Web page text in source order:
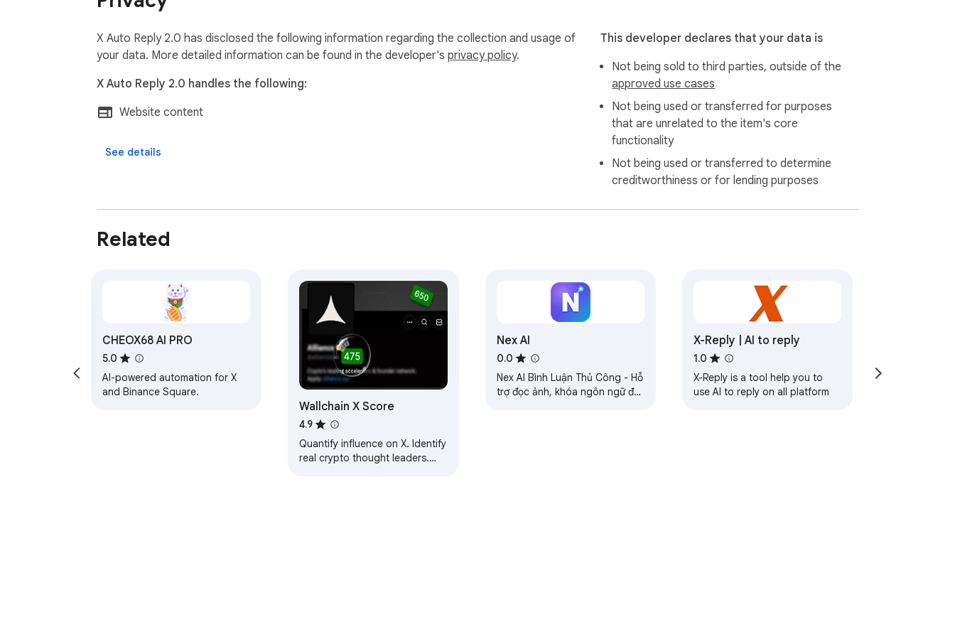
X Auto Reply 2.0 has disclosed the following information regarding the collection and usage of
your data. More detailed information can be found in the developer's privacy policy.
X Auto Reply 2.0 handles the following:
Website content
See details
This developer declares that your data is
Not being sold to third parties, outside of the
approved use cases
Not being used or transferred for purposes
that are unrelated to the item's core
functionality
Not being used or transferred to determine
creditworthiness or for lending purposes
Related
CHEOX68 AI PRO
5.0
AI-powered automation for X
and Binance Square.
Wallchain X Score
4.9
Quantify influence on X. Identify
real crypto thought leaders.
Nex AI
0.0
Nex AI Bình Luận Thủ Công - Hỗ
trợ đọc ảnh, khóa ngôn ngữ đa
X-Reply | AI to reply
1.0
X-Reply is a tool help you to
use AI to reply on all platform